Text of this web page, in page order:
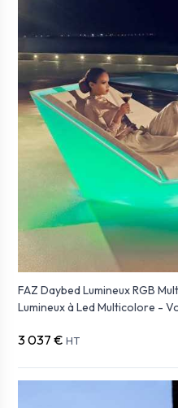
FAZ Daybed Lumineux RGB
Lumineux à Led Multicolore -
3 037 € HT